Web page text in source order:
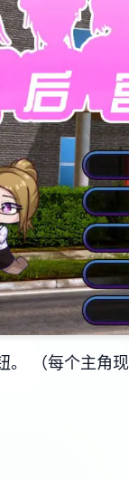
（每个主角